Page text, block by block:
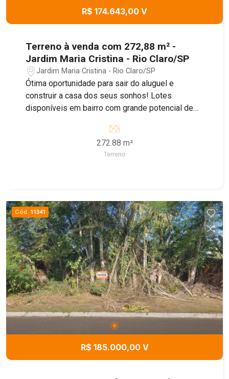
R$ 174.643,00 V
Terreno à venda com 272,88 m² -
Jardim Maria Cristina - Rio Claro/SP
Jardim Maria Cristina - Rio Claro/SP
Ótima oportunidade para sair do aluguel e
construir a casa dos seus sonhos! Lotes
disponíveis em bairro com grande potencial de
272.88 m²
Terreno
Cód. 11341
R$ 185.000,00 V